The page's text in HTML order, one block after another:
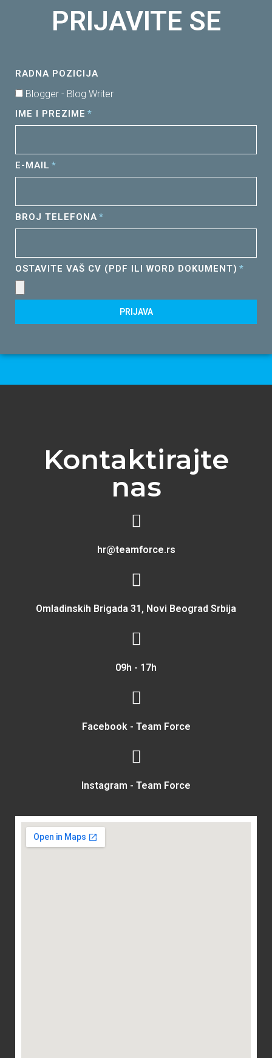
PRIJAVITE SE
RADNA POZICIJA
Blogger - Blog Writer
IME I PREZIME
E-MAIL
BROJ TELEFONA
OSTAVITE VAŠ CV (PDF ILI WORD DOKUMENT)
PRIJAVA
Kontaktirajte
nas
hr@teamforce.rs
Omladinskih Brigada 31, Novi Beograd Srbija
09h - 17h
Facebook - Team Force
Instagram - Team Force